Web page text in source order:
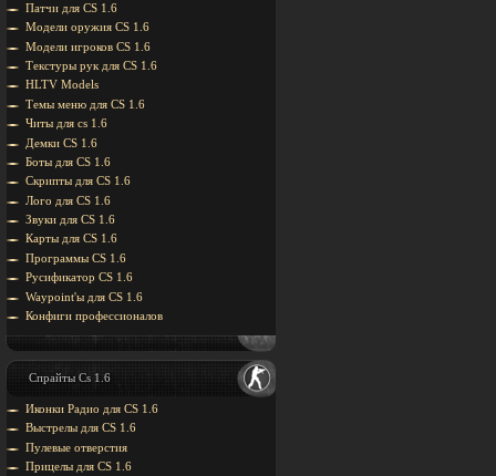
Патчи для CS 1.6
Модели оружия CS 1.6
Модели игроков CS 1.6
Текстуры рук для CS 1.6
HLTV Models
Темы меню для CS 1.6
Читы для cs 1.6
Демки CS 1.6
Боты для CS 1.6
Скрипты для CS 1.6
Лого для CS 1.6
Звуки для CS 1.6
Карты для CS 1.6
Программы CS 1.6
Русификатор CS 1.6
Waypoint'ы для CS 1.6
Конфиги профессионалов
Спрайты Cs 1.6
Иконки Радио для CS 1.6
Выстрелы для CS 1.6
Пулевые отверстия
Прицелы для CS 1.6